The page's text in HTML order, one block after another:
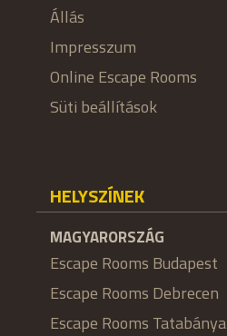
Állás
Impresszum
Online Escape Rooms
Süti beállítások
HELYSZÍNEK
MAGYARORSZÁG
Escape Rooms Budapest
Escape Rooms Debrecen
Escape Rooms Tatabánya